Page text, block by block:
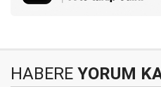
HABERE YORUM